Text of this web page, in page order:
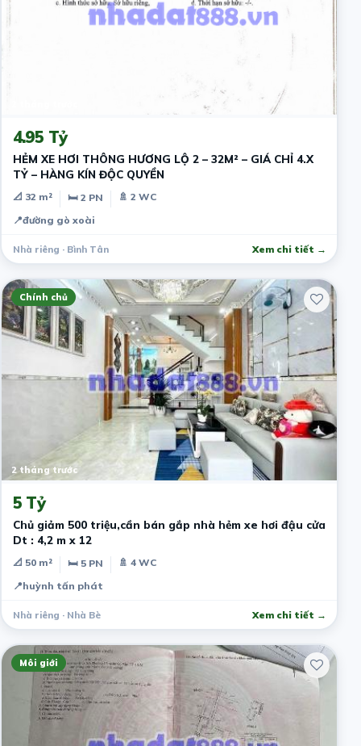
4.95 Tỷ
HẺM XE HƠI THÔNG HƯƠNG LỘ 2 – 32M² – GIÁ CHỈ 4.X
TỶ – HÀNG KÍN ĐỘC QUYỀN
📐 32 m² 🛏 2 PN
🚿 2 WC
📍đường gò xoài
Nhà riêng · Bình Tân Xem chi tiết →
Chính chủ
2 tháng trước
5 Tỷ
Chủ giảm 500 triệu,cần bán gắp nhà hẻm xe hơi đậu cửa
Dt : 4,2 m x 12
📐 50 m² 🛏 5 PN
🚿 4 WC
📍huỳnh tấn phát
Nhà riêng · Nhà Bè Xem chi tiết →
Môi giới